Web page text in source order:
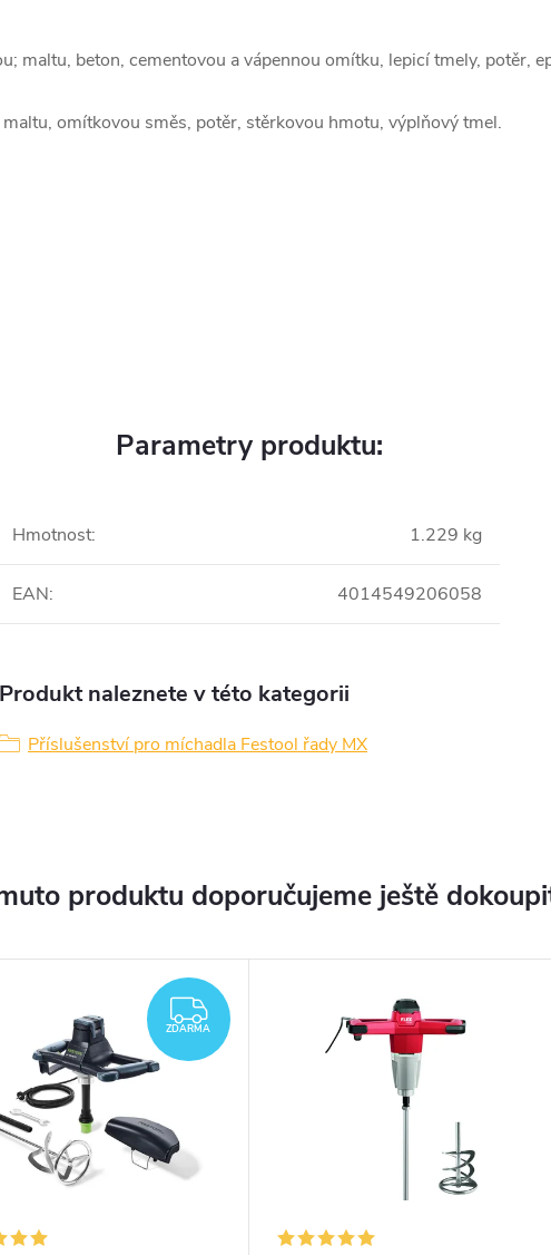
maltu, beton, cementovou a vápennou omítku, lepicí tmely, potěr,
omítkovou směs, potěr, stěrkovou hmotu, výplňový tmel.
Parametry produktu:
Hmotnost: 1.229 kg
EAN: 4014549206058
Produkt naleznete v této kategorii
Příslušenství pro míchadla Festool řady MX
produktu doporučujeme ještě
ZDARMA
ZDARMA